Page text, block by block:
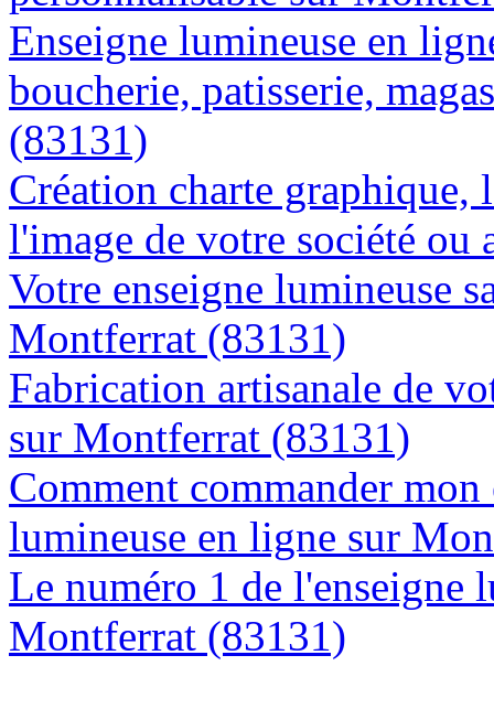
Enseigne lumineuse en
boucherie, patisserie,
(83131)
Création charte graphique,
l'image de votre société
Votre enseigne lumineuse
Montferrat (83131)
Fabrication artisanale de
sur Montferrat (83131)
Comment commander
lumineuse en ligne sur
Le numéro 1 de l'enseigne
Montferrat (83131)